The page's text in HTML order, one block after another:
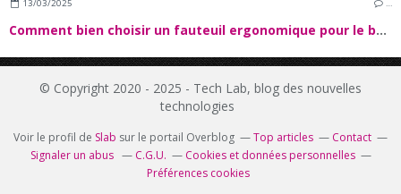
13/03/2025 …
Comment bien choisir un fauteuil ergonomique pour le bureau ?
© Copyright 2020 - 2025 - Tech Lab, blog des nouvelles
technologies
Voir le profil de Slab sur le portail Overblog Top articles
Contact
Signaler un abus
C.G.U.
Cookies et données personnelles
Préférences cookies